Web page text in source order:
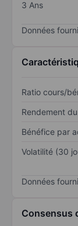
3 Ans
Données
Ratio cours/
Rendement
Bénéfice par
Volatilité (30
Données
Consensus